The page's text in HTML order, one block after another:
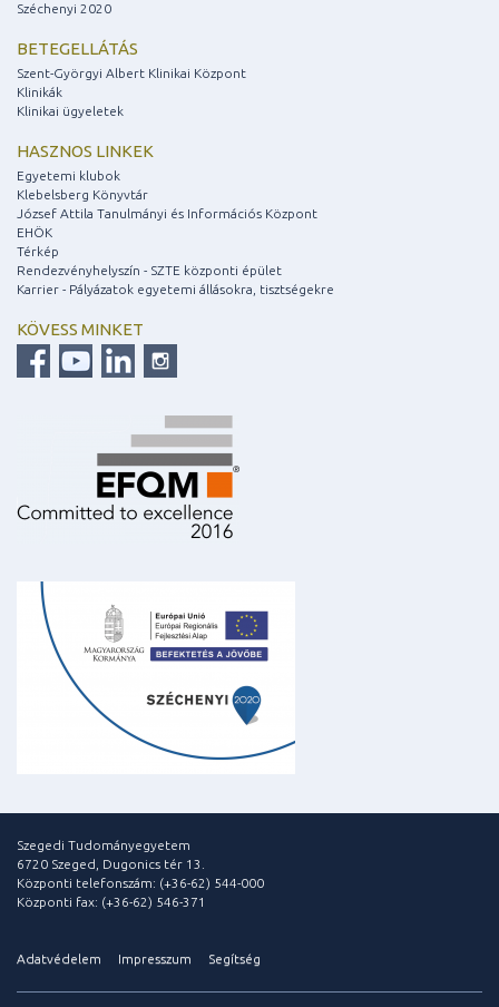
Széchenyi 2020
BETEGELLÁTÁS
Szent-Györgyi Albert Klinikai Központ
Klinikák
Klinikai ügyeletek
HASZNOS LINKEK
Egyetemi klubok
Klebelsberg Könyvtár
József Attila Tanulmányi és Információs Központ
EHÖK
Térkép
Rendezvényhelyszín - SZTE központi épület
Karrier - Pályázatok egyetemi állásokra, tisztségekre
KÖVESS MINKET
Szegedi Tudományegyetem
6720 Szeged, Dugonics tér 13.
Központi telefonszám: (+36-62) 544-000
Központi fax: (+36-62) 546-371
Adatvédelem Impresszum Segítség